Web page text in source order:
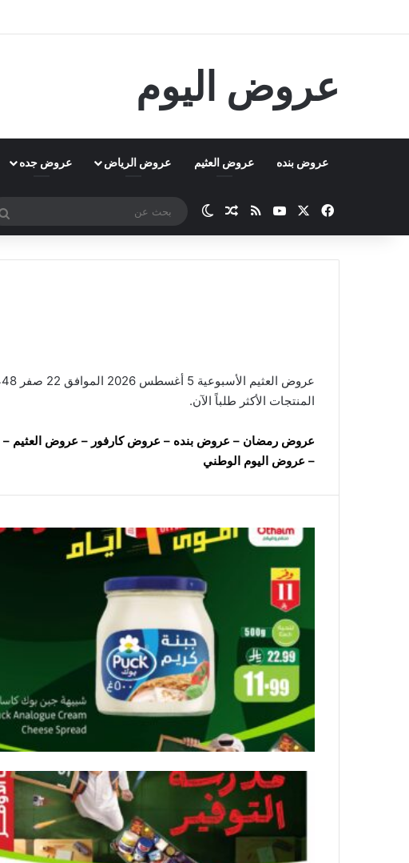
عروض اليوم
عروض بنده عروض العثيم عروض الرياض عروض جده
فيسبوك ‫YouTubeملخص الموقع RSS
مقال عشوائي
الوضع المظلم
المنتجات الأكثر طلباً الآن.
عروض رمضان – عروض بنده – عروض كارفور – عروض العثيم –
– عروض اليوم الوطني